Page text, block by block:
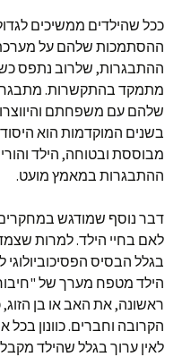
ככל שהילדים ממשיכים
ההסתמכות שלהם על
ההתבגרות, שלרוב נתפס
מתמקד בהתקשרות.
שלהם עם משפחתם
בשנים המוקדמות הוא
מבוססת ובטוחה, הילד
ההתבגרות במאמץ מועט.
דבר נוסף שמודגש
לאם בחיי הילד. למרות
בגלל הבסיס
הילד מטפח מערך של
ראשונה, את האב או בן
הקרובה וחברים. כוונון
לאין ערוך בגלל שהילד